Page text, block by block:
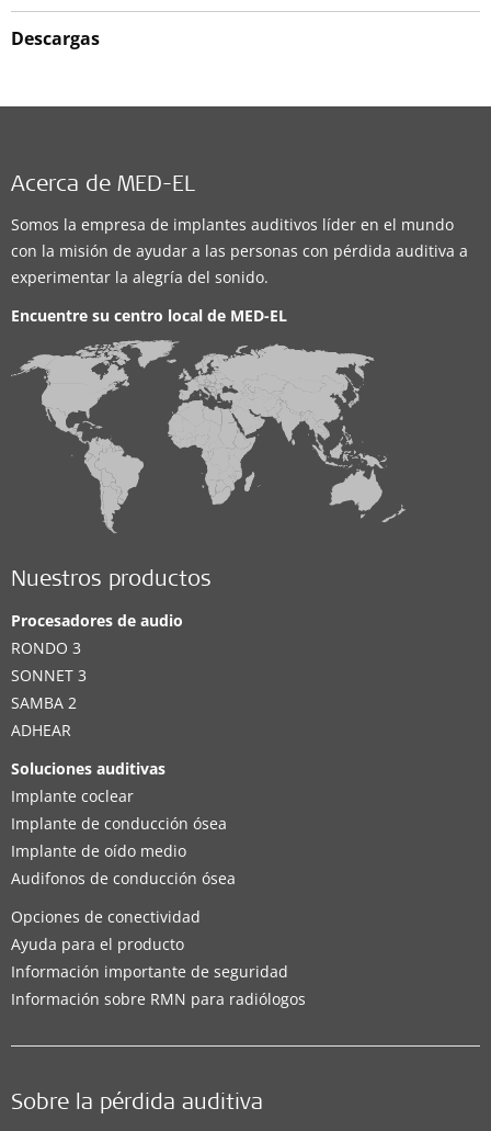
Descargas
Acerca de MED-EL
Somos la empresa de implantes auditivos líder en el mundo
con la misión de ayudar a las personas con pérdida auditiva a
experimentar la alegría del sonido.
Encuentre su centro local de MED-EL
Nuestros productos
Procesadores de audio
RONDO 3
SONNET 3
SAMBA 2
ADHEAR
Soluciones auditivas
Implante coclear
Implante de conducción ósea
Implante de oído medio
Audifonos de conducción ósea
Opciones de conectividad
Ayuda para el producto
Información importante de seguridad
Información sobre RMN para radiólogos
Sobre la pérdida auditiva